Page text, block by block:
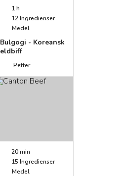
1 h
12Ingredienser
Medel
Bulgogi - Koreansk
eldbiff
Petter
20 min
15 Ingredienser
Medel